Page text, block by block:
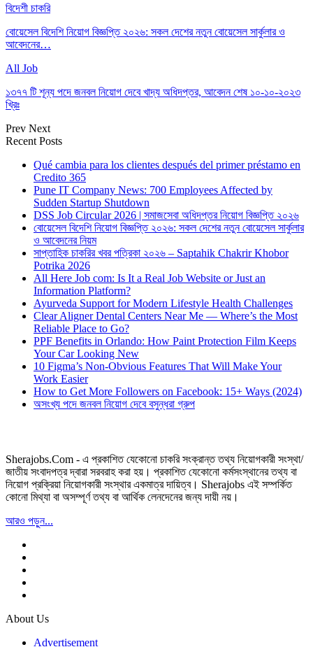
বিদেশী চাকরি
বোয়েসেল বিদেশি নিয়োগ বিজ্ঞপ্তি ২০২৬: সকল দেশের নতুন বোয়েসেল সার্কুলার ও
আবেদনের…
All Job
১৩৭৭ টি শূন্য পদে জনবল নিয়োগ দেবে খাদ্য অধিদপ্তর, আবেদন শেষ ১০-১০-২০২৩
খ্রিঃ
Prev Next
Recent Posts
Qué cambia para los clientes después del primer préstamo en
Credito 365
Pune IT Company News: 700 Employees Affected by
Sudden Startup Shutdown
DSS Job Circular 2026 | সমাজসেবা অধিদপ্তর নিয়োগ বিজ্ঞপ্তি ২০২৬
বোয়েসেল বিদেশি নিয়োগ বিজ্ঞপ্তি ২০২৬: সকল দেশের নতুন বোয়েসেল সার্কুলার
ও আবেদনের নিয়ম
সাপ্তাহিক চাকরির খবর পত্রিকা ২০২৬ – Saptahik Chakrir Khobor
Potrika 2026
All Here Job com: Is It a Real Job Website or Just an
Information Platform?
Ayurveda Support for Modern Lifestyle Health Challenges
Clear Aligner Dental Centers Near Me — Where’s the Most
Reliable Place to Go?
PPF Benefits in Orlando: How Paint Protection Film Keeps
Your Car Looking New
10 Figma’s Non-Obvious Features That Will Make Your
Work Easier
How to Get More Followers on Facebook: 15+ Ways (2024)
অসংখ্য পদে জনবল নিয়োগ দেবে বসুন্ধরা গ্রুপ
Sherajobs.Com - এ প্রকাশিত যেকোনো চাকরি সংক্রান্ত তথ্য নিয়োগকারী সংস্থা/
জাতীয় সংবাদপত্র দ্বারা সরবরাহ করা হয়। প্রকাশিত যেকোনো কর্মসংস্থানের তথ্য বা
নিয়োগ প্রক্রিয়া নিয়োগকারী সংস্থার একমাত্র দায়িত্ব। Sherajobs এই সম্পর্কিত
কোনো মিথ্যা বা অসম্পূর্ণ তথ্য বা আর্থিক লেনদেনের জন্য দায়ী নয়।
আরও পড়ুন...
About Us
Advertisement